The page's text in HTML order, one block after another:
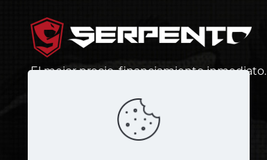
El mejor precio, financiamiento inmediato.